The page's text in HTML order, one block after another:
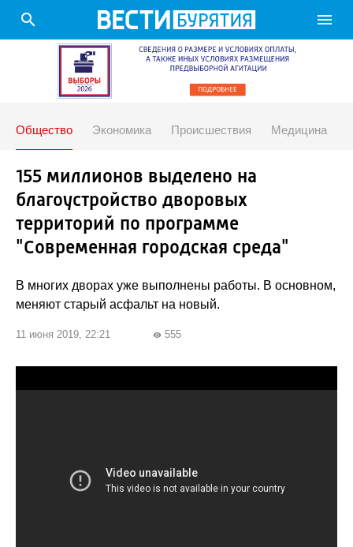
search menu
Общество Экономика Происшествия Медицина
155 миллионов выделено на
благоустройство дворовых
территорий по программе
"Современная городская среда"
В многих дворах уже выполнены работы. В основном,
меняют старый асфальт на новый.
11 июня 2019, 22:21 visibility 555